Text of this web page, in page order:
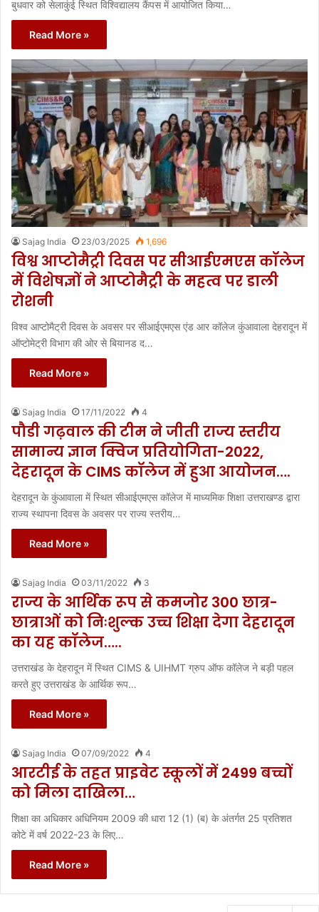
बुधवार को सेलाकुंई स्थित विश्विद्यालय कैंपस में आयोजित किया…
Read More »
Sajag India 23/03/2025 1,696
विश्व आप्टोमैट्री दिवस पर सीआईएमएस कॉलेज
में विशेषज्ञों ने आप्टोमैट्री के महत्व पर डाली
रोशनी
विश्व आप्टोमैट्री दिवस के अवसर पर सीआईएमएस एंड आर कॉलेज कुंआवाला देहरादून में
ऑप्टोमेट्री विभाग की ओर से बियानड द…
Read More »
Sajag India 17/11/2022 4
पौडी गढ़वाल की टीम ने जीती राज्य स्तरीय
सामान्य ज्ञान क्विज प्रतियोगिता-2022,
देहरादून के CIMS कॉलेज में हुआ आयोजन….
देहरादून के कुंआवाला में स्थित सीआईएमएस कॉलेज में माध्यमिक शिक्षा उत्तराखण्ड द्वारा
राज्य स्थापना दिवस के अवसर पर राज्य स्तरीय…
Read More »
Sajag India 03/11/2022 3
राज्य के आर्थिक रूप से कमजोर 300 छात्र-
छात्राओं को निःशुल्क उच्च शिक्षा देगा देहरादून
का यह कॉलेज…..
उत्तराखंड के देहरादून में स्थित CIMS & UIHMT ग्रुप ऑफ कॉलेज ने बड़ी पहल
करते हुए उत्तराखंड के आर्थिक रूप…
Read More »
Sajag India 07/09/2022 4
आरटीई के तहत प्राइवेट स्कूलों में 2499 बच्चों
को मिला दाखिला…
शिक्षा का अधिकार अधिनियम 2009 की धारा 12 (1) (ब) के अंतर्गत 25 प्रतिशत
कोटे में वर्ष 2022-23 के लिए…
Read More »